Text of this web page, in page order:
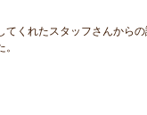
くれたスタッフさんから